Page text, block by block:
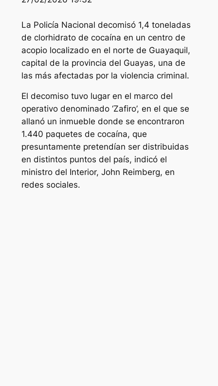
La Policía Nacional decomisó 1,4 toneladas
de clorhidrato de cocaína en un centro de
acopio localizado en el norte de Guayaquil,
capital de la provincia del Guayas, una de
las más afectadas por la violencia criminal.
El decomiso tuvo lugar en el marco del
operativo denominado ‘Zafiro’, en el que se
allanó un inmueble donde se encontraron
1.440 paquetes de cocaína, que
presuntamente pretendían ser distribuidas
en distintos puntos del país, indicó el
ministro del Interior, John Reimberg, en
redes sociales.